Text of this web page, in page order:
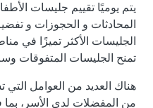
يتم يوميًا تقييم جليسات
المحادثات و الحجوزات و
الجليسات الأكثر تميزًا في
تمنح الجليسات المتفوقات
هناك العديد من العوامل
من المفضلات لدى الأسر،